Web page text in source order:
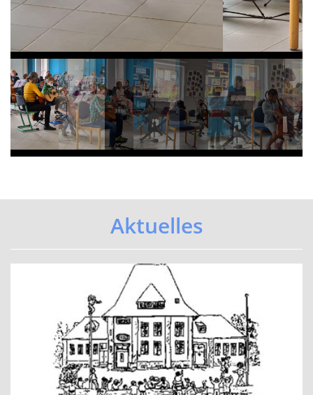
Elternbrief zum Umgang mit
übergriffigem Verhalten
Zeugnisausgabe